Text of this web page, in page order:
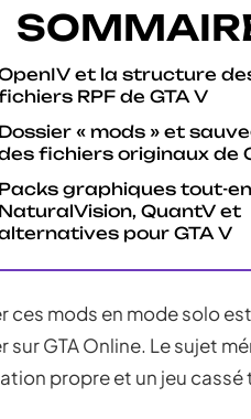
et la structure
RPF de GTA V
Dossier « mods » et
fichiers originaux de
Packs graphiques tout-
NaturalVision, QuantV et
pour GTA V
ces mods en mode solo
sur GTA Online. Le sujet
propre et un jeu